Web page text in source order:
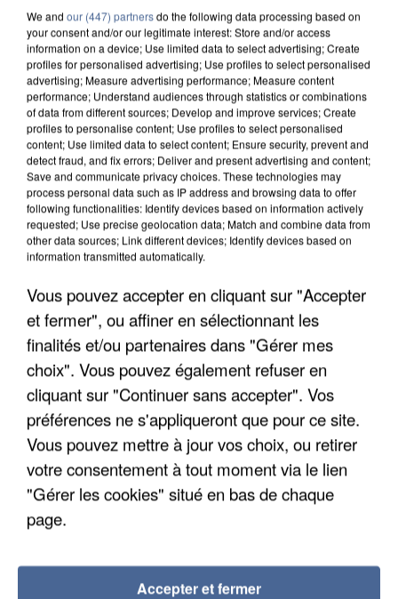
DE FAUNE SAUVAGE SONT...
We and our (447) partnersdo the following data processing based on
your consent and/or our legitimate interest: Store and/or access
information on a device; Use limited data to select advertising; Create
profiles for personalised advertising; Use profiles to select personalised
advertising; Measure advertising performance; Measure content
performance; Understand audiences through statistics or combinations
of data from different sources; Develop and improve services; Create
profiles to personalise content; Use profiles to select personalised
content; Use limited data to select content; Ensure security, prevent and
detect fraud, and fix errors; Deliver and present advertising and content;
Save and communicate privacy choices. These technologies may
process personal data such as IP address and browsing data to offer
following functionalities: Identify devices based on information actively
requested; Use precise geolocation data; Match and combine data from
other data sources; Link different devices; Identify devices based on
information transmitted automatically.
Vous pouvez accepter en cliquant sur "Accepter
et fermer", ou affiner en sélectionnant les
finalités et/ou partenaires dans "Gérer mes
choix". Vous pouvez également refuser en
cliquant sur "Continuer sans accepter". Vos
préférences ne s'appliqueront que pour ce site.
Vous pouvez mettre à jour vos choix, ou retirer
votre consentement à tout moment via le lien
"Gérer les cookies" situé en bas de chaque
page.
Accepter et fermer